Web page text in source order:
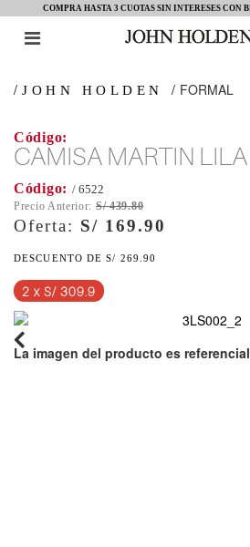
COMPRA HASTA 3 CUOTAS SIN INTERESES CON
JOHN HOLDEN FORMAL
CAMISA MARTIN LILA
/ 6522
S/ 439.80
S/ 169.90
S/ 269.90
2 x S/ 309.9